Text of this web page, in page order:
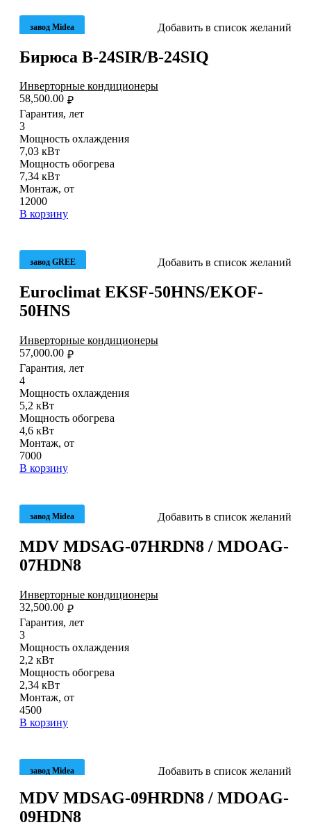
завод Midea Добавить в список желаний
Бирюса B-24SIR/B-24SIQ
Инверторные кондиционеры
₽
58,500.00
Гарантия, лет
3
Мощность охлаждения
7,03 кВт
Мощность обогрева
7,34 кВт
Монтаж, от
12000
В корзину
завод GREE Добавить в список желаний
Euroclimat EKSF-50HNS/EKOF-
50HNS
Инверторные кондиционеры
₽
57,000.00
Гарантия, лет
4
Мощность охлаждения
5,2 кВт
Мощность обогрева
4,6 кВт
Монтаж, от
7000
В корзину
завод Midea Добавить в список желаний
MDV MDSAG-07HRDN8 / MDOAG-
07HDN8
Инверторные кондиционеры
₽
32,500.00
Гарантия, лет
3
Мощность охлаждения
2,2 кВт
Мощность обогрева
2,34 кВт
Монтаж, от
4500
В корзину
завод Midea Добавить в список желаний
MDV MDSAG-09HRDN8 / MDOAG-
09HDN8